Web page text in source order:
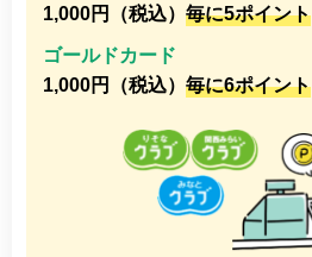
1,000円（税込） 毎に5ポイント
ゴールドカード
1,000円（税込） 毎に6ポイント